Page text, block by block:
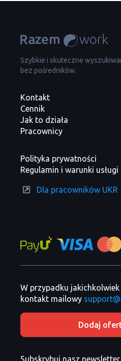
Szybkie i skuteczne
bez pośredników.
Kontakt
Cennik
Jak to działa
Pracownicy
Polityka prywatności
Regulamin i warunki usługi
Dla pracowników UKR
W przypadku
kontakt mailowy
Dodaj
Subskrybuj nasz